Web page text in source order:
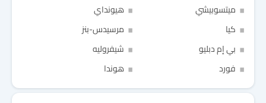
ميتسوبيشي
هيونداي
كيا
مرسيدس-بنز
بي إم دبليو
شيفروليه
فورد
هوندا
Link Your Google Account
Link Your Facebook Account